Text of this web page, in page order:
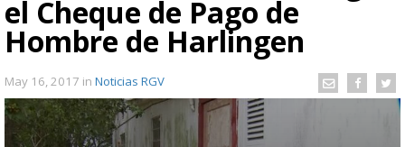
el Cheque de Pago de
Hombre de Harlingen
May 16, 2017 in Noticias RGV